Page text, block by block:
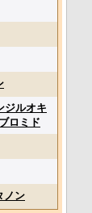
ジルオキ
ロミド
ノン